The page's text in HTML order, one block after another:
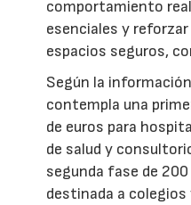
comportamiento
esenciales y
espacios seguros,
Según la
contempla una
de euros para
de salud y
segunda fase de
destinada a